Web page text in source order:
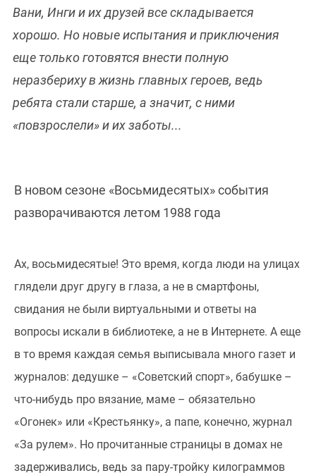
Вани, Инги и их друзей все складывается
хорошо. Но новые испытания и приключения
еще только готовятся внести полную
неразбериху в жизнь главных героев, ведь
ребята стали старше, а значит, с ними
«повзрослели» и их заботы...
В новом сезоне «Восьмидесятых» события
разворачиваются летом 1988 года
Ах, восьмидесятые! Это время, когда люди на улицах
глядели друг другу в глаза, а не в смартфоны,
свидания не были виртуальными и ответы на
вопросы искали в библиотеке, а не в Интернете. А еще
в то время каждая семья выписывала много газет и
журналов: дедушке – «Советский спорт», бабушке –
что-нибудь про вязание, маме – обязательно
«Огонек» или «Крестьянку», а папе, конечно, журнал
«За рулем». Но прочитанные страницы в домах не
задерживались, ведь за пару-тройку килограммов